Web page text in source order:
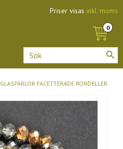
Priser visas inkl. moms
GLASPÄRLOR FACETTERADE RONDELLER